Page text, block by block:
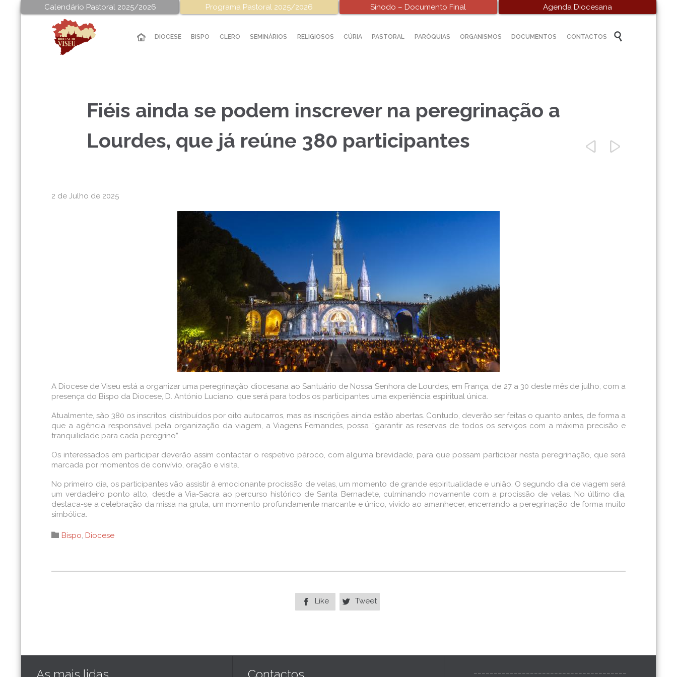
Calendário Pastoral 2025/2026 Programa Pastoral 2025/2026 Sínodo – Documento Final Agenda Diocesana
Skip
to
DIOCESE BISPO CLERO SEMINÁRIOS RELIGIOSOS CÚRIA PASTORAL PARÓQUIAS ORGANISMOS DOCUMENTOS CONTACTOS 
Fiéis ainda se podem inscrever na peregrinação a
Lourdes, que já reúne 380 participantes
 
2 de Julho de 2025
A Diocese de Viseu está a organizar uma peregrinação diocesana ao Santuário de Nossa Senhora de Lourdes, em França, de 27 a 30 deste mês de julho, com a
presença do Bispo da Diocese, D. António Luciano, que será para todos os participantes uma experiência espiritual única.
Atualmente, são 380 os inscritos, distribuídos por oito autocarros, mas as inscrições ainda estão abertas. Contudo, deverão ser feitas o quanto antes, de forma a
que a agência responsável pela organização da viagem, a Viagens Fernandes, possa “garantir as reservas de todos os serviços com a máxima precisão e
tranquilidade para cada peregrino”.
Os interessados em participar deverão assim contactar o respetivo pároco, com alguma brevidade, para que possam participar nesta peregrinação, que será
marcada por momentos de convívio, oração e visita.
No primeiro dia, os participantes vão assistir à emocionante procissão de velas, um momento de grande espiritualidade e união. O segundo dia de viagem será
um verdadeiro ponto alto, desde a Via-Sacra ao percurso histórico de Santa Bernadete, culminando novamente com a procissão de velas. No último dia,
destaca-se a celebração da missa na gruta, um momento profundamente marcante e único, vivido ao amanhecer, encerrando a peregrinação de forma muito
simbólica.
 Category
Bispo, Diocese
 Like  Tweet